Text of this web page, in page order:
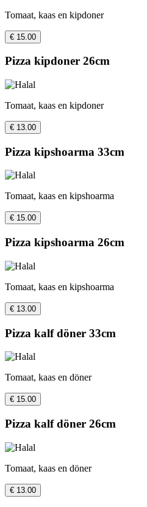
Tomaat, kaas en kipdoner
€ 15.00
Pizza kipdoner 26cm
Tomaat, kaas en kipdoner
€ 13.00
Pizza kipshoarma 33cm
Tomaat, kaas en kipshoarma
€ 15.00
Pizza kipshoarma 26cm
Tomaat, kaas en kipshoarma
€ 13.00
Pizza kalf döner 33cm
Tomaat, kaas en döner
€ 15.00
Pizza kalf döner 26cm
Tomaat, kaas en döner
€ 13.00